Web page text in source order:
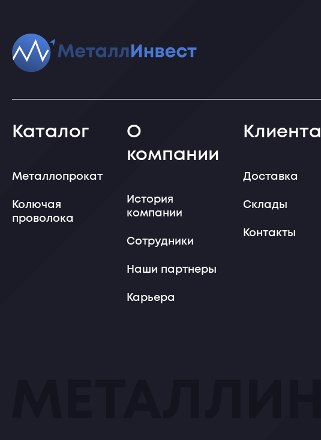
Каталог
Металлопрокат
Колючая
проволока
О
компании
История
компании
Сотрудники
Наши партнеры
Карьера
Доставка
Склады
Контакты